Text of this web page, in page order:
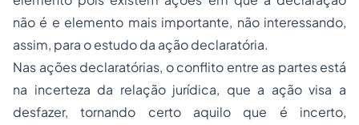
não é e elemento mais importante, não interessando,
assim, para o estudo da ação declaratória.
Nas ações declaratórias, o conflito entre as partes está
na incerteza da relação jurídica, que a ação visa a
desfazer, tornando certo aquilo que é incerto,